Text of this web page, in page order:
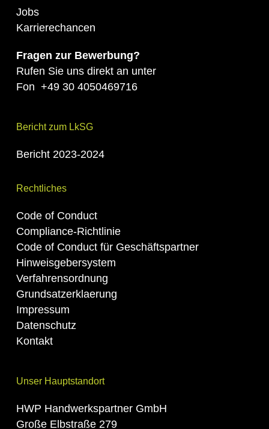
Jobs
Karrierechancen
Fragen zur Bewerbung?
Rufen Sie uns direkt an unter
Fon +49 30 4050469716
Bericht zum LkSG
Bericht 2023-2024
Rechtliches
Code of Conduct
Compliance-Richtlinie
Code of Conduct für Geschäftspartner
Hinweisgebersystem
Verfahrensordnung
Grundsatzerklaerung
Impressum
Datenschutz
Kontakt
Unser Hauptstandort
HWP Handwerkspartner GmbH
Große Elbstraße 279